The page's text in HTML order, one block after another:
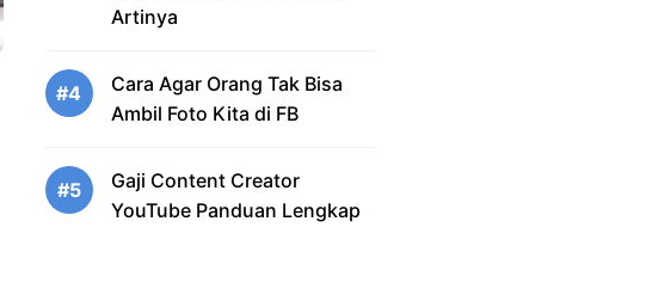
Artinya
#4
Cara Agar Orang Tak Bisa
Ambil Foto Kita di FB
#5
Gaji Content Creator
YouTube Panduan Lengkap